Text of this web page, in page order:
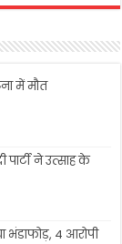
में मौत
ने उत्साह के
भंडाफोड़, 4 आरोपी